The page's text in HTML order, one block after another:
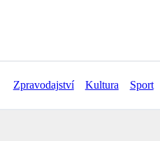
Zpravodajství Kultura Sport